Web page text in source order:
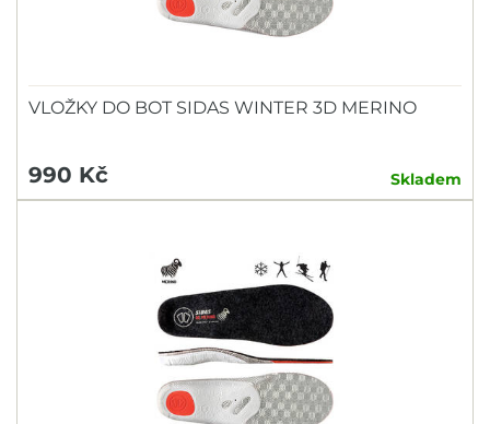
VLOŽKY DO BOT SIDAS WINTER 3D MERINO
990 Kč Skladem